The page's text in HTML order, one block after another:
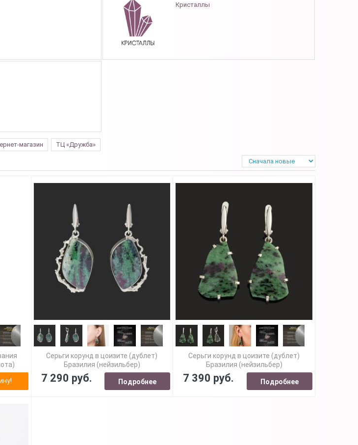
Кристаллы
магазин ТЦ «Дружба»
Серьги корунд в цоизите (дублет)
Бразилия (нейзильбер)
7 290 руб. Подробнее
Серьги корунд в цоизите (дублет)
Бразилия (нейзильбер)
7 390 руб. Подробнее